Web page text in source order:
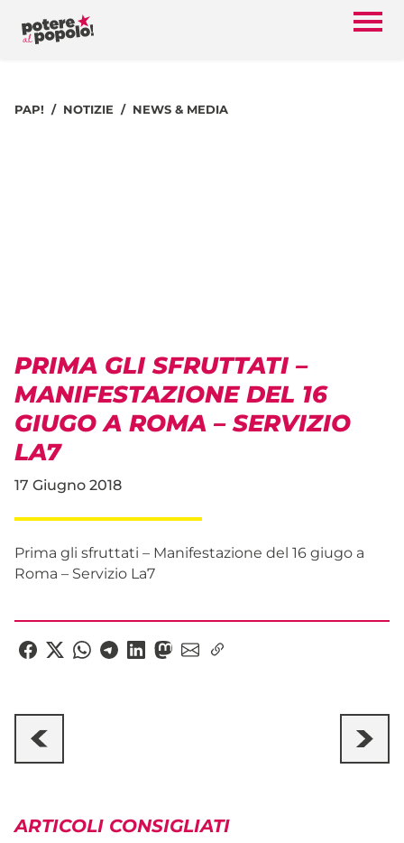
PAP! NOTIZIE NEWS & MEDIA
PRIMA GLI SFRUTTATI –
MANIFESTAZIONE DEL 16
GIUGO A ROMA – SERVIZIO
LA7
17 Giugno 2018
Prima gli sfruttati – Manifestazione del 16 giugo a
Roma – Servizio La7
ARTICOLI CONSIGLIATI